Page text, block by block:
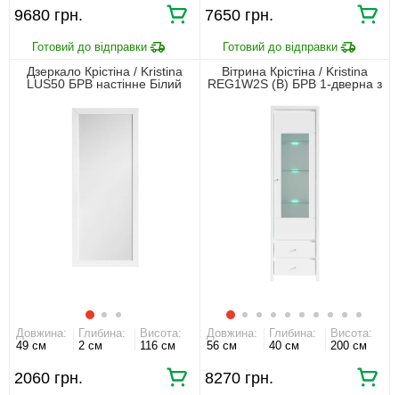
9680 грн. 7650 грн.
Дзеркало Крістіна / Kristina
LUS50 БРВ настінне Білий
Довжина:
49 см
Глибина:
2 см
Висота:
116 см
2060 грн.
Вітрина Крістіна / Kristina
REG1W2S (B) БРВ 1-дверна з
глянець
Довжина:
56 см
Глибина:
40 см
Висота:
200 см
8270 грн.